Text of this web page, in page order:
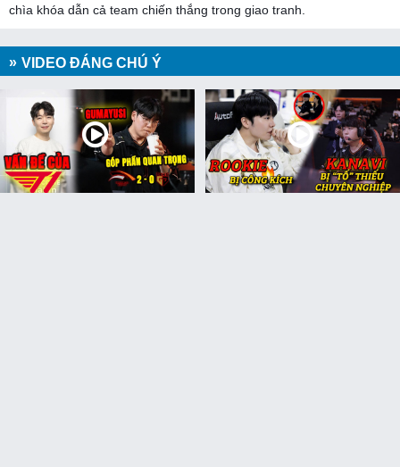
chìa khóa dẫn cả team chiến thắng trong giao tranh.
VIDEO ĐÁNG CHÚ Ý